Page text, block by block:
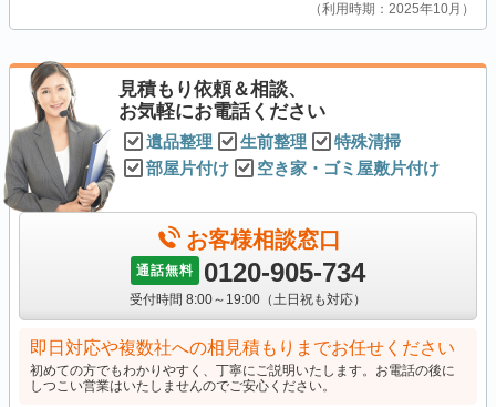
利用時期：2025年10月
見積もり依頼＆相談、
お気軽にお電話ください
遺品整理 生前整理
特殊清掃
部屋片付け
空き家・ゴミ屋敷片付け
お客様相談窓口
通話無料 0120-905-734
受付時間 8:00～19:00（土日祝も対応）
即日対応や複数社への相見積もりまでお任せください
初めての方でもわかりやすく、丁寧にご説明いたします。お電話の後に
しつこい営業はいたしませんのでご安心ください。